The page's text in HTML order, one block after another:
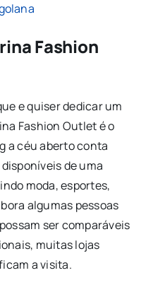
Fashion
e quiser dedicar um
Fashion Outlet é o
a céu aberto conta
de uma
moda, esportes,
algumas pessoas
ser comparáveis
muitas lojas
a visita.